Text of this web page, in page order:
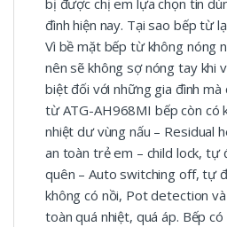
bị được chị em lựa chọn tin
đình hiện nay. Tại sao bếp từ
Vì bề mặt bếp từ không nóng
nên sẽ không sợ nóng tay khi
biệt đối với những gia đình mà
từ ATG-AH968MI bếp còn có
nhiệt dư vùng nấu – Residual
an toàn trẻ em – child lock, tự
quên – Auto switching off, tự
không có nồi, Pot detection
toàn quá nhiệt, quá áp. Bếp có